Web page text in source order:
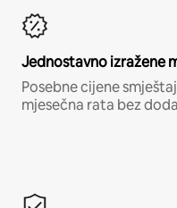
Jednostavno izražene
Posebne cijene
mjesečna rata bez